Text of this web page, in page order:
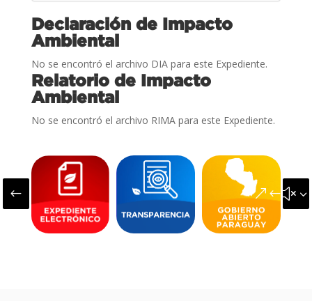
Declaración de Impacto
Ambiental
No se encontró el archivo DIA para este Expediente.
Relatorio de Impacto
Ambiental
No se encontró el archivo RIMA para este Expediente.
#